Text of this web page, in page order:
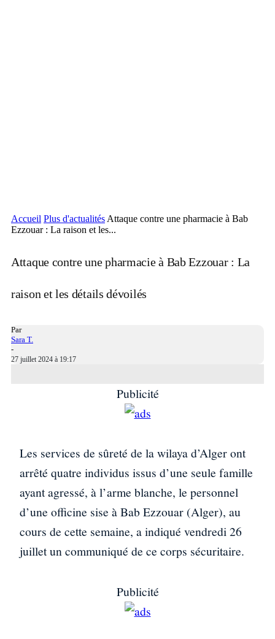
Accueil Plus d'actualités Attaque contre une pharmacie à Bab
Ezzouar : La raison et les...
Attaque contre une pharmacie à Bab Ezzouar : La
raison et les détails dévoilés
Par
Sara T.
-
27 juillet 2024 à 19:17
Publicité
Les services de sûreté de la wilaya d’Alger ont
arrêté quatre individus issus d’une seule famille
ayant agressé, à l’arme blanche, le personnel
d’une officine sise à Bab Ezzouar (Alger), au
cours de cette semaine, a indiqué vendredi 26
juillet un communiqué de ce corps sécuritaire.
Publicité